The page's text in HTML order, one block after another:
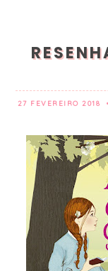
27 FEVEREIRO 2018 •